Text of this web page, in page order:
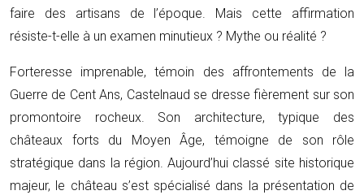
faire des artisans de l’époque. Mais cette affirmation
résiste-t-elle à un examen minutieux ? Mythe ou réalité ?
Forteresse imprenable, témoin des affrontements de la
Guerre de Cent Ans, Castelnaud se dresse fièrement sur son
promontoire rocheux. Son architecture, typique des
châteaux forts du Moyen Âge, témoigne de son rôle
stratégique dans la région. Aujourd’hui classé site historique
majeur, le château s’est spécialisé dans la présentation de